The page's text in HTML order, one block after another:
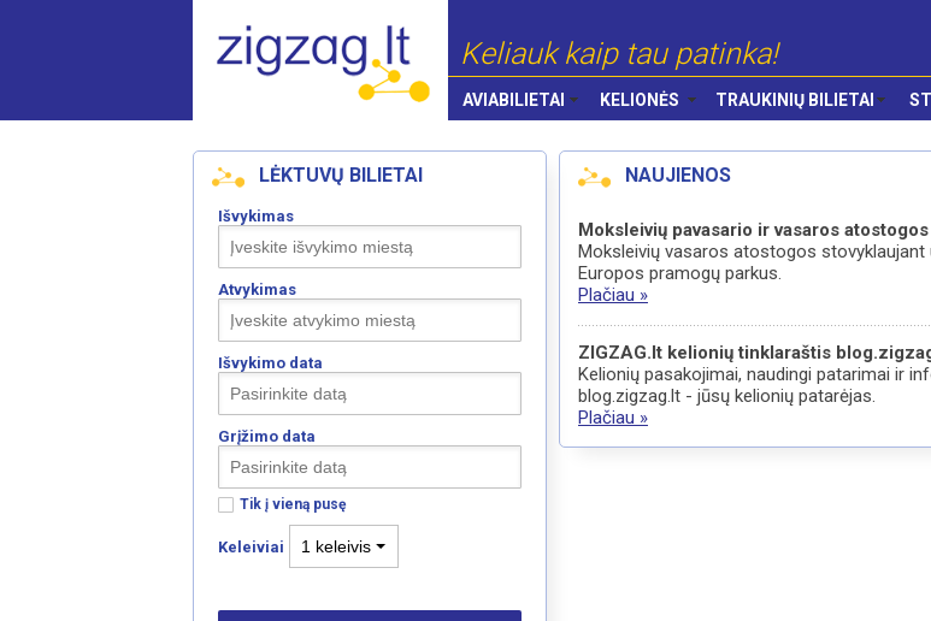
Keliauk kaip tau patinka!
AVIABILIETAI KELIONĖS TRAUKINIŲ BILIETAI
LĖKTUVŲ BILIETAI
Išvykimas
Atvykimas
Išvykimo data
Grįžimo data
Tik į vieną pusę
Keleiviai 1 keleivis
NAUJIENOS
Moksleivių pavasario ir vasaros atostogos
Moksleivių vasaros atostogos
Europos pramogų parkus.
Plačiau »
ZIGZAG.lt kelionių tinklaraštis
Kelionių pasakojimai, naudingi patarimai ir
blog.zigzag.lt - jūsų kelionių patarėjas.
Plačiau »